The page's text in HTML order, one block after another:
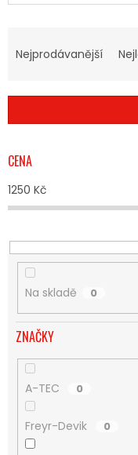
N
Í
R
O
D
U
T
Ů
Nejprodávanější
CENA
1250 Kč
Na skladě 0
ZNAČKY
A-TEC 0
Freyr-Devik 0